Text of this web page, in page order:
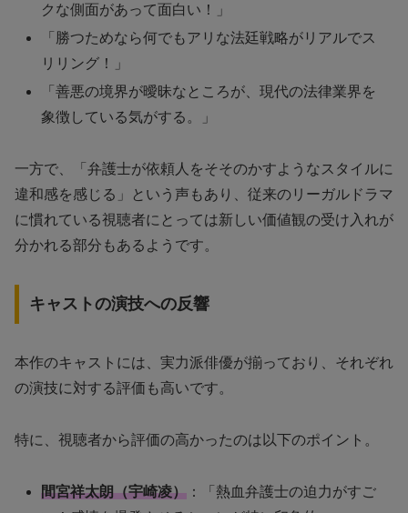
クな側面があって面白い！」
「勝つためなら何でもアリな法廷戦略がリアルでス
リリング！」
「善悪の境界が曖昧なところが、現代の法律業界を
象徴している気がする。」
一方で、「弁護士が依頼人をそそのかすようなスタイルに
違和感を感じる」という声もあり、従来のリーガルドラマ
に慣れている視聴者にとっては新しい価値観の受け入れが
分かれる部分もあるようです。
キャストの演技への反響
本作のキャストには、実力派俳優が揃っており、それぞれ
の演技に対する評価も高いです。
特に、視聴者から評価の高かったのは以下のポイント。
間宮祥太朗（宇崎凌） ：「熱血弁護士の迫力がすご